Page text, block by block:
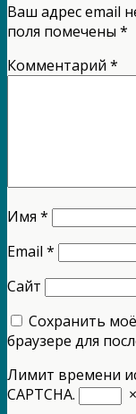
Ваш адрес email
поля помечены *
Комментарий *
Имя *
Email *
Сайт
Сохранить
браузере для
Лимит времени
CAPTCHA.
×